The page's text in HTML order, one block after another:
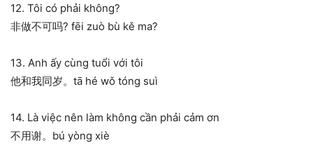
12. Tôi có phải không?
非做不可吗? fēi zuò bù kě ma?
13. Anh ấy cùng tuổi với tôi
他和我同岁。tā hé wǒ tóng suì
14. Là việc nên làm không cần phải cảm ơn
不用谢。bú yòng xiè